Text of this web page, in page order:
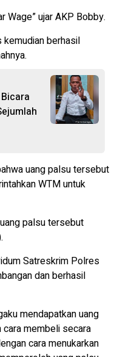
Wage” ujar AKP Bobby.
kemudian berhasil
uang palsu tersebut
WTM untuk
palsu tersebut
Satreskrim Polres
dan berhasil
mendapatkan uang
cara membeli secara
cara menukarkan